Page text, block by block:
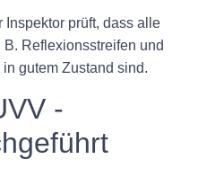
prüft, dass alle
Reflexionsstreifen und
gutem Zustand sind.
-